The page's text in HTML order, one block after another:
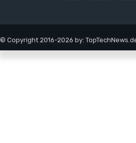
© Copyright 2016-2026 by: